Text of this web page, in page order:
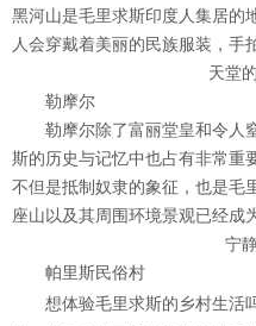
黑河山是毛里求斯印度人集居的
人会穿戴着美丽的民族服装，手
天堂
勒摩尔
勒摩尔除了富丽堂皇和令人
斯的历史与记忆中也占有非常重
不但是抵制奴隶的象征，也是毛
座山以及其周围环境景观已经成
宁
帕里斯民俗村
想体验毛里求斯的乡村生活